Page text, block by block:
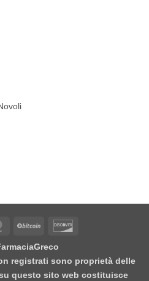
MasterCardBitCoin
registrati sono proprietà delle
questo sito web costituisce